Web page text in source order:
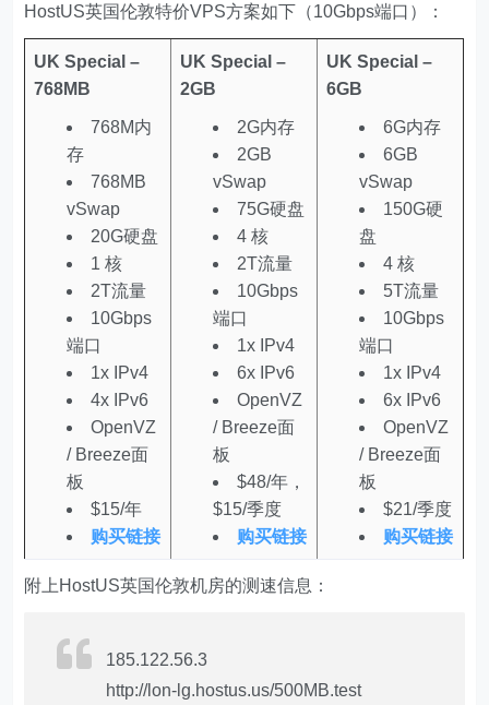
HostUS英国伦敦特价VPS方案如下（10Gbps端口）：
UK Special –
768MB
768M内
存
768MB
vSwap
20G硬盘
1 核
2T流量
10Gbps
端口
1x IPv4
4x IPv6
OpenVZ
/ Breeze面
板
$15/年
购买链接
UK Special –
2GB
2G内存
2GB
vSwap
75G硬盘
4 核
2T流量
10Gbps
端口
1x IPv4
6x IPv6
OpenVZ
/ Breeze面
板
$48/年，
$15/季度
购买链接
UK Special –
6GB
6G内存
6GB
vSwap
150G硬
盘
4 核
5T流量
10Gbps
端口
1x IPv4
6x IPv6
OpenVZ
/ Breeze面
板
$21/季度
购买链接
附上HostUS英国伦敦机房的测速信息：
185.122.56.3
http://lon-lg.hostus.us/500MB.test